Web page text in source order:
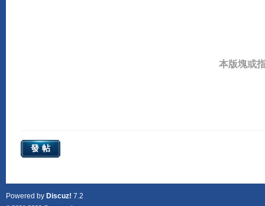
本版塊或
發帖
Powered by Discuz! 7.2